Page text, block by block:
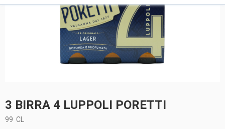
3 BIRRA 4 LUPPOLI PORETTI
99 CL